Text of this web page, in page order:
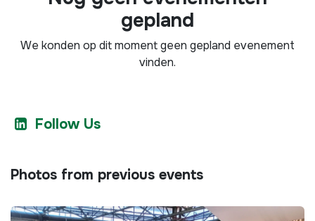
gepland
We konden op dit moment geen gepland evenement
vinden.
Follow Us
Photos from previous events